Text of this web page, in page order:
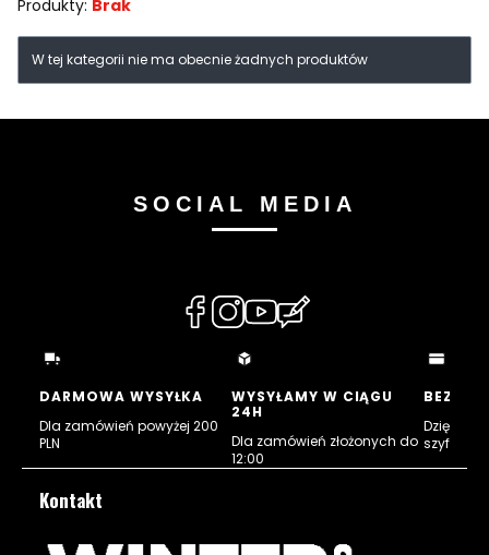
Produkty: Brak
Lista produktów
W tej kategorii nie ma obecnie żadnych produktów
SOCIAL MEDIA
(Otwiera
się
nowej
karcie)
(Otwiera
się
nowej
karcie)
(Otwiera
w
nowej
karcie)
(Otwiera
się
nowej
DARMOWA WYSYŁKA
Dla zamówień powyżej 200
PLN
WYSYŁAMY W CIĄGU
24H
Dla zamówień złożonych do
12:00
Dzięki
Kontakt